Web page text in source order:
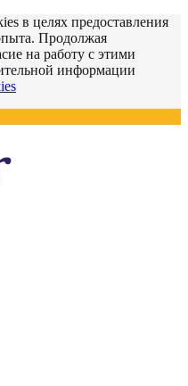
в целях предоставления
Продолжая
на работу с этими
информации